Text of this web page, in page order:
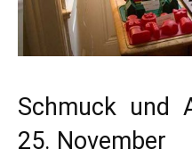
Schmuck und
25. November